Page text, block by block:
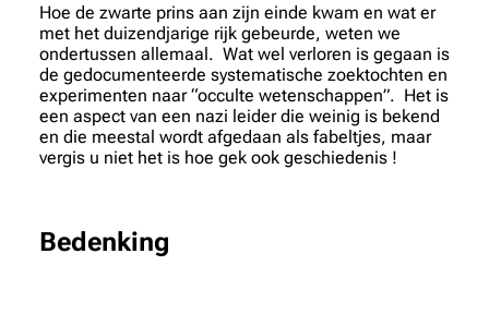
Hoe de zwarte prins aan zijn einde kwam en wat er
met het duizendjarige rijk gebeurde, weten we
ondertussen allemaal. Wat wel verloren is gegaan is
de gedocumenteerde systematische zoektochten en
experimenten naar “occulte wetenschappen”. Het is
een aspect van een nazi leider die weinig is bekend
en die meestal wordt afgedaan als fabeltjes, maar
vergis u niet het is hoe gek ook geschiedenis !
Bedenking